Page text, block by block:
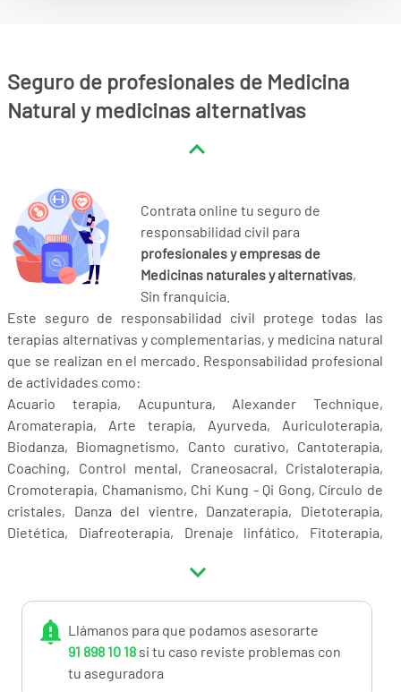
Seguro de profesionales de Medicina
Natural y medicinas alternativas
Contrata online tu seguro de
responsabilidad civil para
profesionales y empresas de
Medicinas naturales y alternativas,
Sin franquicia.
Este seguro de responsabilidad civil protege todas las
terapias alternativas y complementarias, y medicina natural
que se realizan en el mercado. Responsabilidad profesional
de actividades como:
Acuario terapia, Acupuntura, Alexander Technique,
Aromaterapia, Arte terapia, Ayurveda, Auriculoterapia,
Biodanza, Biomagnetismo, Canto curativo, Cantoterapia,
Coaching, Control mental, Craneosacral, Cristaloterapia,
Cromoterapia, Chamanismo, Chi Kung - Qi Gong, Círculo de
cristales, Danza del vientre, Danzaterapia, Dietoterapia,
Dietética, Diafreoterapia, Drenaje linfático, Fitoterapia,
Homeopatía, Homeosiniatria, Inteligencia emocional,
Masaje, Masaje tantrico, Medicina antroposófica, Medicina
Ayurveda, Medicina tradicional china, Medicina Tibetana,
Meditación, Musicoterapia, Naturopatía, Neuralterapia,
Neuropatía, Oligoterapia, Ozonoterapia, Pilates, PNL,
Llámanos para que podamos asesorarte
91 898 10 18 si tu caso reviste problemas con
tu aseguradora